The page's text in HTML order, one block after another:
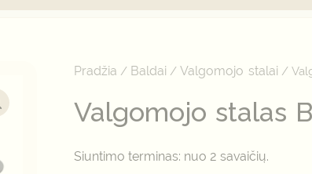
Pradžia / Baldai /Valgomojo stalai /
Valgomojo stalas
Siuntimo terminas: nuo 2 savaičių.
stalas
ø120x76
cm